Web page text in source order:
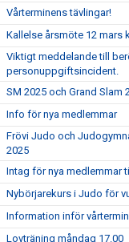
Vårterminens tävlingar!
Kallelse årsmöte 12 mars
Viktigt meddelande till
personuppgiftsincident.
SM 2025 och Grand Slam
Info för nya medlemmar
Frövi Judo och
2025
Intag för nya medlemmar
Nybörjarekurs i Judo för
Information inför
Lovträning måndag 17.00